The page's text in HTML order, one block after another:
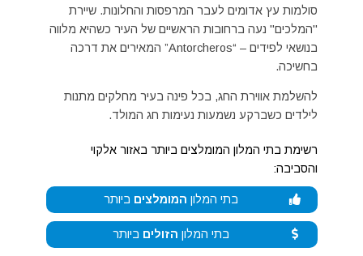
סולמות עץ אדומים לעבר המרפסות והחלונות. שיירת
"המלכים" נעה ברחובות הראשיים של העיר כשהיא מלווה
בנושאי לפידים – “Antorcheros” המאירים את דרכה
בחשיכה.
להשלמת אווירת החג, בכל פינה בעיר מחלקים מתנות
לילדים כשברקע נשמעות נעימות חג המולד.
רשימת בתי המלון המומלצים ביותר באזור אלקוי
והסביבה:
בתי המלון המומלצים ביותר
בתי המלון הזולים ביותר